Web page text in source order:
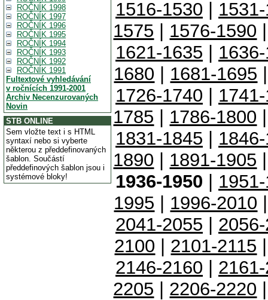
ROČNÍK 1998
ROČNÍK 1997
ROČNÍK 1996
ROČNÍK 1995
ROČNÍK 1994
ROČNÍK 1993
ROČNÍK 1992
ROČNÍK 1991
Fultextové vyhledávání
v ročnících 1991-2001
Archiv Necenzurovaných
Novin
STB ONLINE
Sem vložte text i s HTML
syntaxí nebo si vyberte
některou z předdefinovaných
šablon. Součástí
předdefinových šablon jsou i
systémové bloky!
1516-1530
1575
1576-1590
1621-1635
1680
1681-1695
1726-1740
1785
1786-1800
1831-1845
1890
1891-1905
1936-1950
1995
1996-2010
2041-2055
2100
2101-2115
2146-2160
2205
2206-2220